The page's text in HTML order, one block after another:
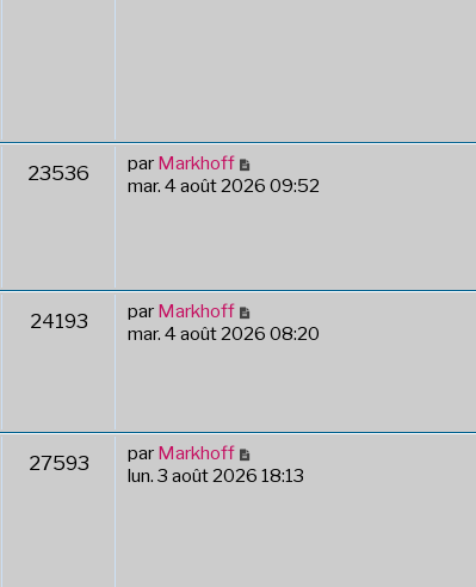
23536 par Markhoff
mar. 4 août 2026 09:52
24193 par Markhoff
mar. 4 août 2026 08:20
27593 par Markhoff
lun. 3 août 2026 18:13